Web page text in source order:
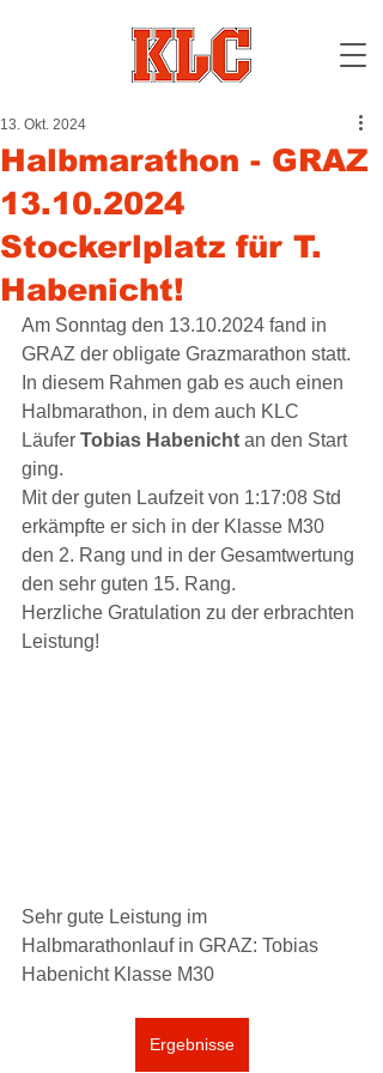
Halbmarathon - GRAZ
13.10.2024
Stockerlplatz für T.
Habenicht!
13. Okt. 2024
Am Sonntag den 13.10.2024 fand in
GRAZ der obligate Grazmarathon statt.
In diesem Rahmen gab es auch einen
Halbmarathon, in dem auch KLC
Läufer Tobias Habenicht an den Start
ging.
Mit der guten Laufzeit von 1:17:08 Std
erkämpfte er sich in der Klasse M30
den 2. Rang und in der Gesamtwertung
den sehr guten 15. Rang.
Herzliche Gratulation zu der erbrachten
Leistung!
Sehr gute Leistung im
Halbmarathonlauf in GRAZ: Tobias
Habenicht Klasse M30
Ergebnisse